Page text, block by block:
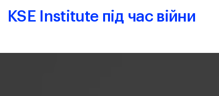
KSE Institute під час війни